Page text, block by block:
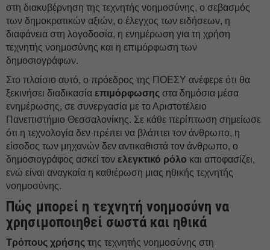
στη διακυβέρνηση της τεχνητής νοημοσύνης, ο σεβασμός
των δημοκρατικών αξιών, ο έλεγχος των ειδήσεων, η
διαφάνεια στη λογοδοσία, η ενημέρωση για τη χρήση
τεχνητής νοημοσύνης και η επιμόρφωση των
δημοσιογράφων.
Στο πλαίσιο αυτό, ο πρόεδρος της ΠΟΕΣΥ ανέφερε ότι θα
ξεκινήσει διαδικασία επιμόρφωσης στα δημόσια μέσα
ενημέρωσης, σε συνεργασία με το Αριστοτέλειο
Πανεπιστήμιο Θεσσαλονίκης. Σε κάθε περίπτωση σημείωσε
ότι η τεχνολογία δεν πρέπει να βλάπτει τον άνθρωπο, η
είσοδος των μηχανών δεν αντικαθιστά τον άνθρωπο, ο
δημοσιογράφος ασκεί τον ελεγκτικό ρόλο και αποφασίζει,
ενώ είναι αναγκαία η καθιέρωση μιας ηθικής τεχνητής
νοημοσύνης.
Πώς μπορεί η τεχνητή νοημοσύνη να
χρησιμοποιηθεί σωστά και ηθικά
Τρόπους χρήσης της τεχνητής νοημοσύνης στη